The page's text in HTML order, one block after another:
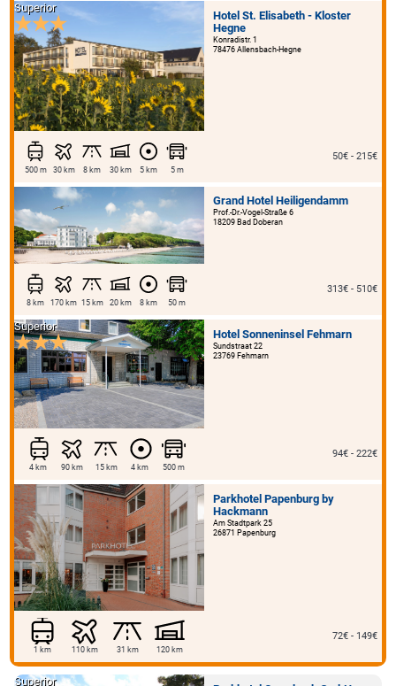
Hotel St. Elisabeth - Kloster
Hegne
Konradistr. 1
78476 Allensbach-Hegne
Superior
500 m 30 km 8 km 30 km 5 km 5 m
50€ - 215€
Grand Hotel Heiligendamm
Prof.-Dr.-Vogel-Straße 6
18209 Bad Doberan
8 km 170 km 15 km 20 km 8 km 50 m
313€ - 510€
Hotel Sonneninsel Fehmarn
Sundstraat 22
23769 Fehmarn
Superior
4 km 90 km 15 km 4 km 500 m
94€ - 222€
Parkhotel Papenburg by
Hackmann
Am Stadtpark 25
26871 Papenburg
1 km 110 km 31 km 120 km
72€ - 149€
Superior